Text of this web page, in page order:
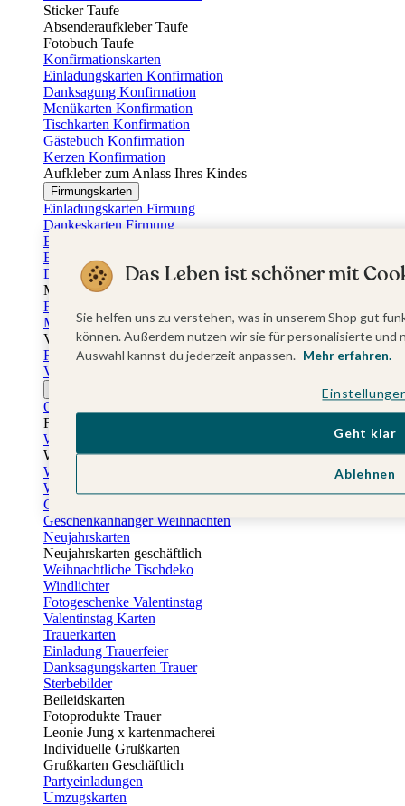
Sticker Taufe
Absenderaufkleber Taufe
Fotobuch Taufe
Konfirmationskarten
Einladungskarten Konfirmation
Danksagung Konfirmation
Menükarten Konfirmation
Tischkarten Konfirmation
Gästebuch Konfirmation
Kerzen Konfirmation
Aufkleber zum Anlass Ihres Kindes
Firmungskarten
Einladungskarten Firmung
Dankeskarten Firmung
Einschulungskarten
Einladungskarten Einschulung
Danksagung Einschulung
Muttertag
Fotogeschenke Muttertag
Muttertagskarten
Vatertag
Fotogeschenke Vatertag
Vatertagskarten
Osterkarten
Fotogeschenke zu Ostern
Weihnachtskarten
Weihnachtskarten selbst gestalten
Weihnachtskarten geschäftlich
Weihnachtsfeier Einladungen
Geschenkaufkleber Weihnachten
Geschenkanhänger Weihnachten
Neujahrskarten
Neujahrskarten geschäftlich
Weihnachtliche Tischdeko
Windlichter
Fotogeschenke Valentinstag
Valentinstag Karten
Trauerkarten
Einladung Trauerfeier
Danksagungskarten Trauer
Sterbebilder
Beileidskarten
Fotoprodukte Trauer
Leonie Jung x kartenmacherei
Individuelle Grußkarten
Grußkarten Geschäftlich
Partyeinladungen
Umzugskarten
Das Leben ist schöner mit
Sie helfen uns zu verstehen, was in unserem Shop gut
können. Außerdem nutzen wir sie für personalisierte
Auswahl kannst du jederzeit anpassen. Mehr erfahren.
Ablehnen
Geht klar